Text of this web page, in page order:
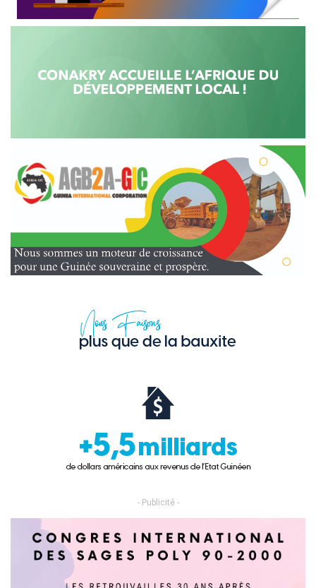
- Publicité -